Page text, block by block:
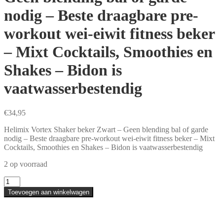
nodig – Beste draagbare pre-
workout wei-eiwit fitness beker
– Mixt Cocktails, Smoothies en
Shakes – Bidon is
vaatwasserbestendig
€34,95
Helimix Vortex Shaker beker Zwart – Geen blending bal of garde
nodig – Beste draagbare pre-workout wei-eiwit fitness beker – Mixt
Cocktails, Smoothies en Shakes – Bidon is vaatwasserbestendig
2 op voorraad
Helimix
2.0
Vortex
Toevoegen aan winkelwagen